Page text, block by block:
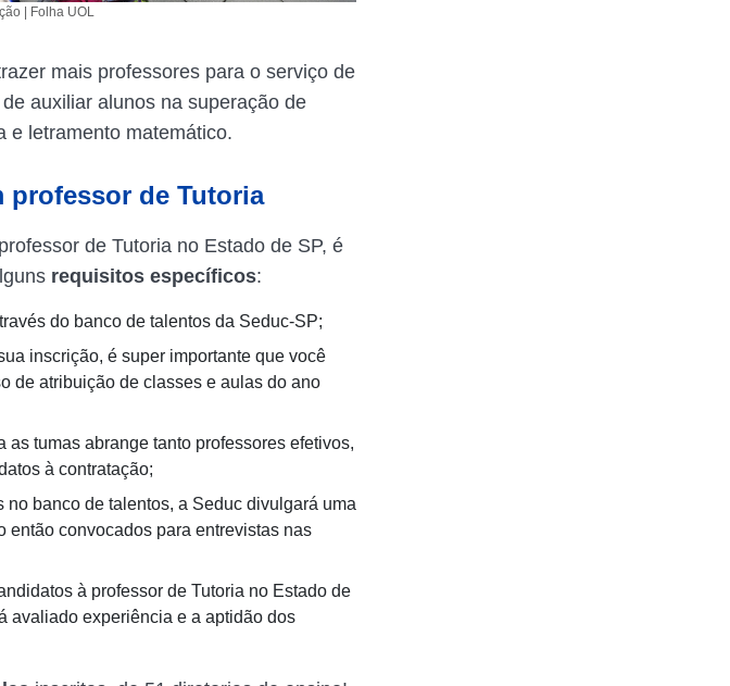
| Folha UOL
mais professores para o serviço de
auxiliar alunos na superação de
e letramento matemático.
professor de Tutoria
de Tutoria no Estado de SP, é
requisitos específicos:
do banco de talentos da Seduc-SP;
inscrição, é super importante que você
de atribuição de classes e aulas do ano
as tumas abrange tanto professores efetivos,
à contratação;
no banco de talentos, a Seduc divulgará uma
então convocados para entrevistas nas
à professor de Tutoria no Estado de
avaliado experiência e a aptidão dos